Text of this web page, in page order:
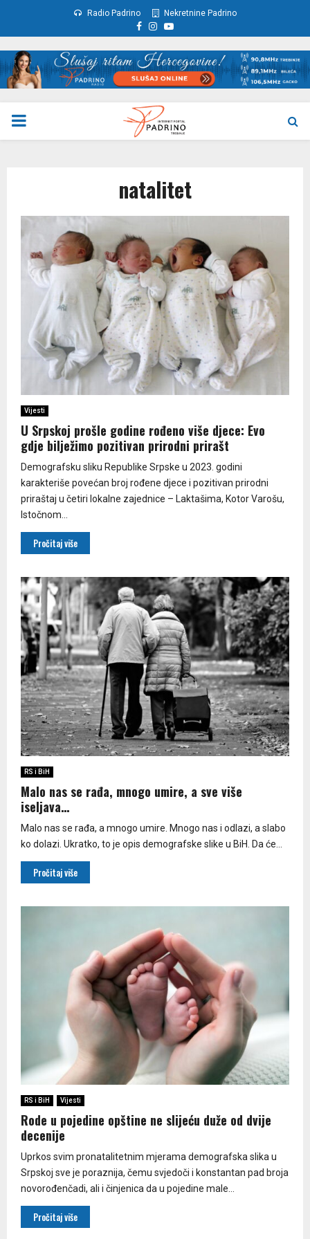
Radio Padrino Nekretnine Padrino
Facebook
Instagram
Youtube
PRIMARY
natalitet
Vijesti
U Srpskoj prošle godine rođeno više djece: Еvo
gdje bilježimo pozitivan prirodni prirašt
Demografsku sliku Republike Srpske u 2023. godini
karakteriše povećan broj rođene djece i pozitivan prirodni
priraštaj u četiri lokalne zajednice – Laktašima, Kotor Varošu,
Istočnom...
Pročitaj više
RS i BiH
Malo nas se rađa, mnogo umire, a sve više
iseljava…
Malo nas se rađa, a mnogo umire. Mnogo nas i odlazi, a slabo
ko dolazi. Ukratko, to je opis demografske slike u BiH. Da će...
Pročitaj više
RS i BiH Vijesti
Rode u pojedine opštine ne slijeću duže od dvije
decenije
Uprkos svim pronatalitetnim mjerama demografska slika u
Srpskoj sve je poraznija, čemu svjedoči i konstantan pad broja
novorođenčadi, ali i činjenica da u pojedine male...
Pročitaj više